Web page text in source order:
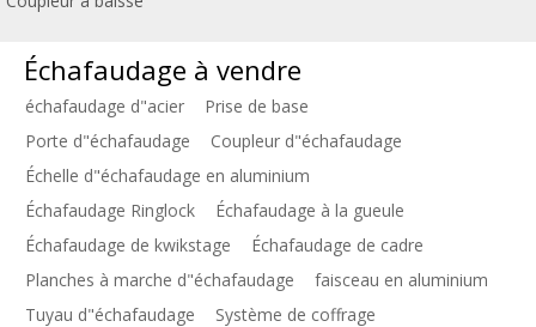
Échafaudage à vendre
échafaudage d"acier
Prise de base
Porte d"échafaudage
Coupleur d"échafaudage
Échelle d"échafaudage en aluminium
Échafaudage Ringlock
Échafaudage à la gueule
Échafaudage de kwikstage
Échafaudage de cadre
Planches à marche d"échafaudage
faisceau en aluminium
Tuyau d"échafaudage
Système de coffrage